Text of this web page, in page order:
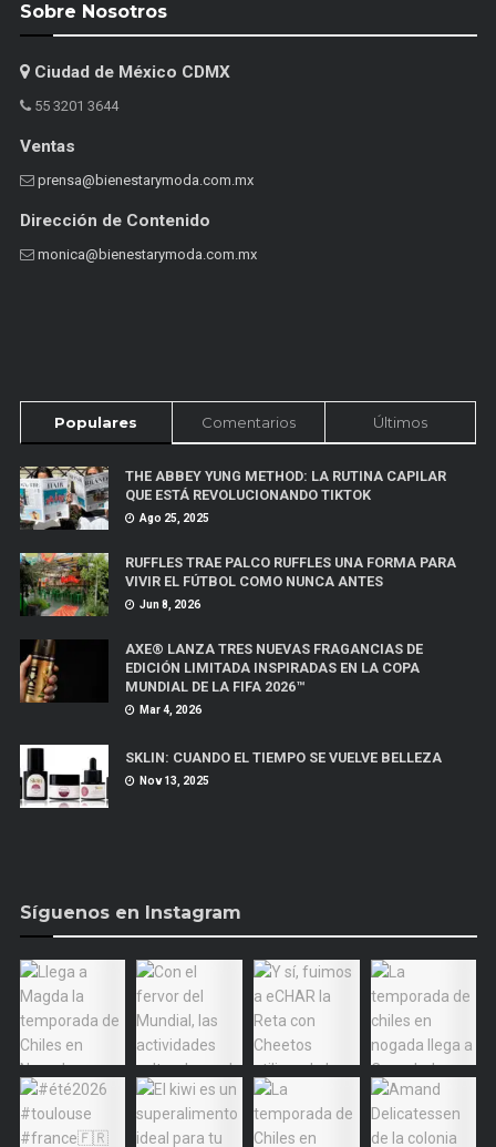
Sobre Nosotros
Ciudad de México CDMX
55 3201 3644
Ventas
prensa@bienestarymoda.com.mx
Dirección de Contenido
monica@bienestarymoda.com.mx
Populares Comentarios Últimos
THE ABBEY YUNG METHOD: LA RUTINA CAPILAR
QUE ESTÁ REVOLUCIONANDO TIKTOK
Ago 25, 2025
RUFFLES TRAE PALCO RUFFLES UNA FORMA PARA
VIVIR EL FÚTBOL COMO NUNCA ANTES
Jun 8, 2026
AXE® LANZA TRES NUEVAS FRAGANCIAS DE
EDICIÓN LIMITADA INSPIRADAS EN LA COPA
MUNDIAL DE LA FIFA 2026™
Mar 4, 2026
SKLIN: CUANDO EL TIEMPO SE VUELVE BELLEZA
Nov 13, 2025
Síguenos en Instagram